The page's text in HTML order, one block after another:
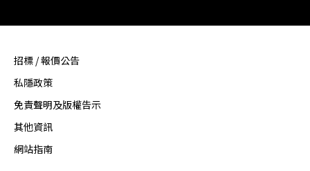
招標 / 報價公告
私隱政策
免責聲明及版權告示
其他資訊
網站指南